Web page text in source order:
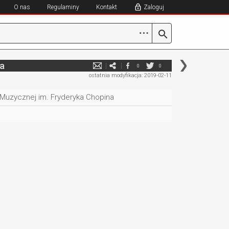
O nas Regulaminy Kontakt Zaloguj
⋯
0 0
ostatnia modyfikacja: 2019-02-11
im. Fryderyka Chopina